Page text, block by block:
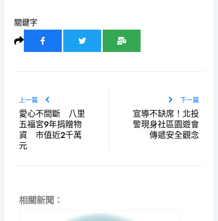
關鍵字
上一篇
愛心不間斷 八里
五福宮9年捐贈物
資 市值近2千萬
元
下一篇
宣導不缺席！北投
警現身社區園遊會
傳遞安全觀念
相關新聞：